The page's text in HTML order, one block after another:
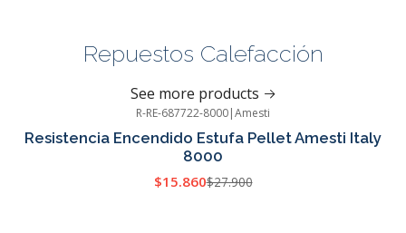
Repuestos Calefacción
See more products
-43%
OFF
R-RE-687722-8000|Amesti
Resistencia Encendido Estufa Pellet Amesti Italy
8000
$15.860$27.900